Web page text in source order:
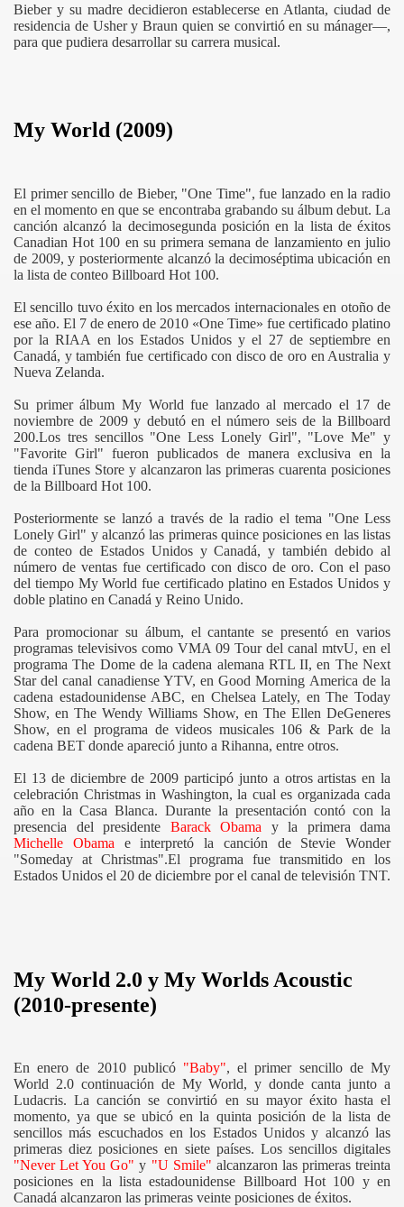
Bieber y su madre decidieron establecerse en Atlanta, ciudad de
residencia de Usher y Braun quien se convirtió en su mánager—,
para que pudiera desarrollar su carrera musical.
My World (2009)
El primer sencillo de Bieber, "One Time", fue lanzado en la radio
en el momento en que se encontraba grabando su álbum debut. La
canción alcanzó la decimosegunda posición en la lista de éxitos
Canadian Hot 100 en su primera semana de lanzamiento en julio
de 2009, y posteriormente alcanzó la decimoséptima ubicación en
la lista de conteo Billboard Hot 100.
El sencillo tuvo éxito en los mercados internacionales en otoño de
ese año. El 7 de enero de 2010 «One Time» fue certificado platino
por la RIAA en los Estados Unidos y el 27 de septiembre en
Canadá, y también fue certificado con disco de oro en Australia y
Nueva Zelanda.
Su primer álbum My World fue lanzado al mercado el 17 de
noviembre de 2009 y debutó en el número seis de la Billboard
200.Los tres sencillos "One Less Lonely Girl", "Love Me" y
"Favorite Girl" fueron publicados de manera exclusiva en la
tienda iTunes Store y alcanzaron las primeras cuarenta posiciones
de la Billboard Hot 100.
Posteriormente se lanzó a través de la radio el tema "One Less
Lonely Girl" y alcanzó las primeras quince posiciones en las listas
de conteo de Estados Unidos y Canadá, y también debido al
número de ventas fue certificado con disco de oro. Con el paso
del tiempo My World fue certificado platino en Estados Unidos y
doble platino en Canadá y Reino Unido.
Para promocionar su álbum, el cantante se presentó en varios
programas televisivos como VMA 09 Tour del canal mtvU, en el
programa The Dome de la cadena alemana RTL II, en The Next
Star del canal canadiense YTV, en Good Morning America de la
cadena estadounidense ABC, en Chelsea Lately, en The Today
Show, en The Wendy Williams Show, en The Ellen DeGeneres
Show, en el programa de videos musicales 106 & Park de la
cadena BET donde apareció junto a Rihanna, entre otros.
El 13 de diciembre de 2009 participó junto a otros artistas en la
celebración Christmas in Washington, la cual es organizada cada
año en la Casa Blanca. Durante la presentación contó con la
presencia del presidente Barack Obama y la primera dama
Michelle Obama e interpretó la canción de Stevie Wonder
"Someday at Christmas".El programa fue transmitido en los
Estados Unidos el 20 de diciembre por el canal de televisión TNT.
My World 2.0 y My Worlds Acoustic
(2010-presente)
En enero de 2010 publicó "Baby", el primer sencillo de My
World 2.0 continuación de My World, y donde canta junto a
Ludacris. La canción se convirtió en su mayor éxito hasta el
momento, ya que se ubicó en la quinta posición de la lista de
sencillos más escuchados en los Estados Unidos y alcanzó las
primeras diez posiciones en siete países. Los sencillos digitales
"Never Let You Go"y "U Smile" alcanzaron las primeras treinta
posiciones en la lista estadounidense Billboard Hot 100 y en
Canadá alcanzaron las primeras veinte posiciones de éxitos.